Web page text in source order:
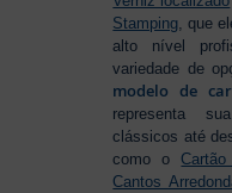
Stamping , que
alto nível
variedade de
modelo de
representa
clássicos até
como o
Cantos